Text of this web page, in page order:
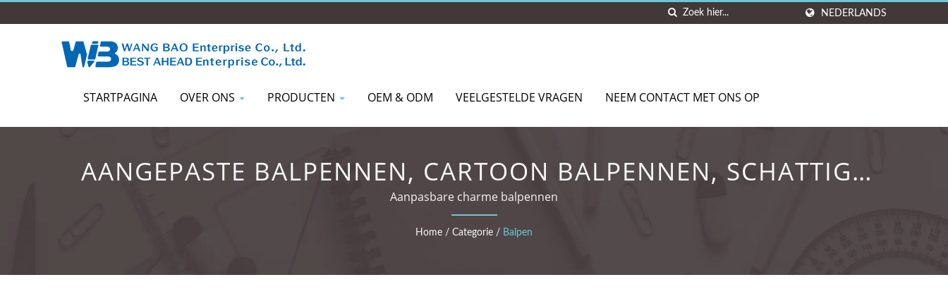
NEDERLANDS
STARTPAGINA OVER ONS PRODUCTEN OEM & ODM VEELGESTELDE VRAGEN NEEM CONTACT MET ONS OP
AANGEPASTE BALPENNEN, CARTOON BALPENNEN, SCHATTIGE
BALPENNEN
Aanpasbare charme balpennen
Home / Categorie / Balpen